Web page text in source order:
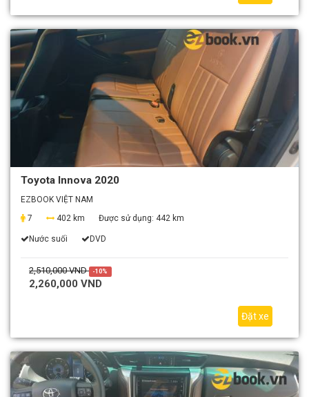
Toyota Innova 2020
EZBOOK VIỆT NAM
7
402 km Được sử dụng: 442 km
Nước suối DVD
2,510,000 VND -10%
2,260,000 VND
Đặt xe